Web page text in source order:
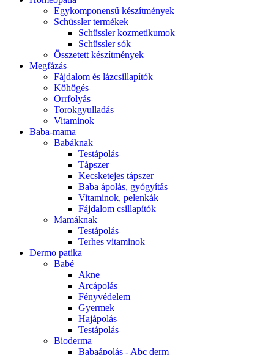
Egykomponensű készítmények
Schüssler termékek
Schüssler kozmetikumok
Schüssler sók
Összetett készítmények
Megfázás
Fájdalom és lázcsillapítók
Köhögés
Orrfolyás
Torokgyulladás
Vitaminok
Baba-mama
Babáknak
Testápolás
Tápszer
Kecsketejes tápszer
Baba ápolás, gyógyítás
Vitaminok, pelenkák
Fájdalom csillapítók
Mamáknak
Testápolás
Terhes vitaminok
Dermo patika
Babé
Akne
Arcápolás
Fényvédelem
Gyermek
Hajápolás
Testápolás
Bioderma
Babaápolás - Abc derm